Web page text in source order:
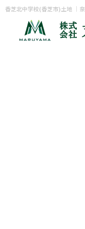
香芝北中学校(香芝市)土地 ｜